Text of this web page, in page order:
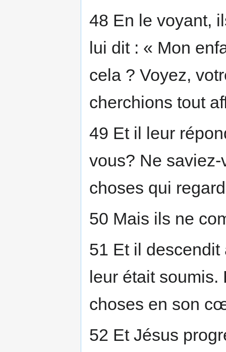
48 En le voyant,
lui dit : « Mon
cela ? Voyez,
cherchions tout
49 Et il leur
vous? Ne
choses qui
50 Mais ils ne
51 Et il
leur était soumis.
choses en son
52 Et Jésus